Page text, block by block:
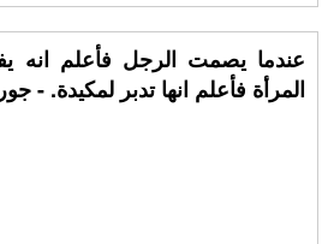
عندما يصمت الرجل فأعلم انه
المرأة فأعلم انها تدبر لمكيدة. -